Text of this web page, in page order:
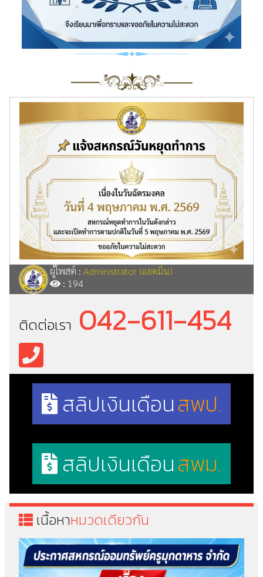
ผู้โพสต์ : Administrator (แอดมิน)
: 194
ติดต่อเรา 042-611-454
สลิปเงินเดือนสพป.
สลิปเงินเดือนสพม.
เนื้อหาหมวดเดียวกัน